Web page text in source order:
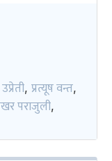
, प्रत्यूष वन्त,
पराजुली,